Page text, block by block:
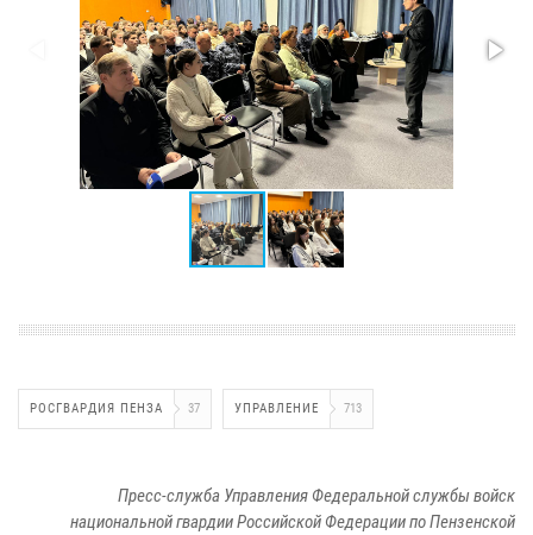
РОСГВАРДИЯ ПЕНЗА 37 УПРАВЛЕНИЕ 713
Пресс-служба Управления Федеральной службы войск
национальной гвардии Российской Федерации по Пензенской